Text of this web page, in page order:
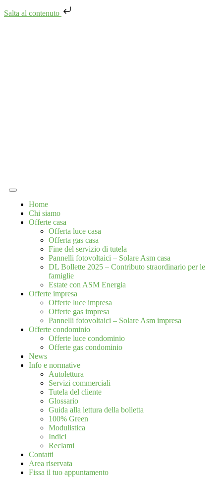
Salta al contenuto
Home
Chi siamo
Offerte casa
Offerta luce casa
Offerta gas casa
Fine del servizio di tutela
Pannelli fotovoltaici – Solare Asm casa
DL Bollette 2025 – Contributo straordinario per le
famiglie
Estate con ASM Energia
Offerte impresa
Offerte luce impresa
Offerte gas impresa
Pannelli fotovoltaici – Solare Asm impresa
Offerte condominio
Offerte luce condominio
Offerte gas condominio
News
Info e normative
Autolettura
Servizi commerciali
Tutela del cliente
Glossario
Guida alla lettura della bolletta
100% Green
Modulistica
Indici
Reclami
Contatti
Area riservata
Fissa il tuo appuntamento